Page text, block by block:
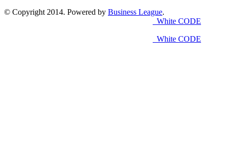
© Copyright 2014. Powered by Business League.
White CODE
White CODE